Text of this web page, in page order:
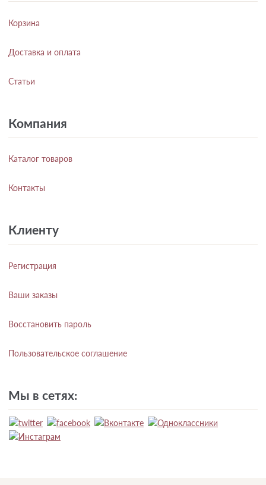
Корзина
Доставка и оплата
Статьи
Компания
Каталог товаров
Контакты
Клиенту
Регистрация
Ваши заказы
Восстановить пароль
Пользовательское соглашение
Мы в сетях: